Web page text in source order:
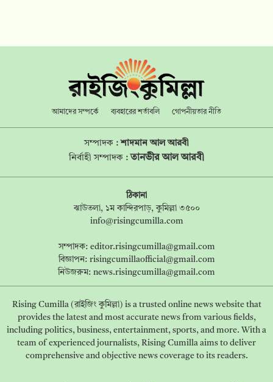
আমাদের সম্পর্কে ব্যবহারের শর্তাবলি গোপনীয়তার নীতি
সম্পাদক :শাদমান আল আরবী
নির্বাহী সম্পাদক : তানভীর আল আরবী
ঠিকানা
ঝাউতলা, ১ম কান্দিরপাড়, কুমিল্লা ৩৫০০
info@risingcumilla.com
সম্পাদক: editor.risingcumilla@gmail.com
বিজ্ঞাপন: risingcumillaofficial@gmail.com
নিউজরুম: news.risingcumilla@gmail.com
Rising Cumilla (রাইজিং কুমিল্লা) is a trusted online news website that
provides the latest and most accurate news from various fields,
including politics, business, entertainment, sports, and more. With a
team of experienced journalists, Rising Cumilla aims to deliver
comprehensive and objective news coverage to its readers.